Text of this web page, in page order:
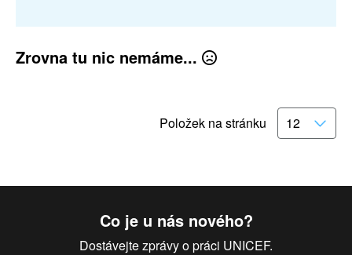
Zrovna tu nic nemáme...
Položek na stránku
Co je u nás nového?
Dostávejte zprávy o práci UNICEF.